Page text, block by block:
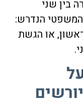
בין שני
הנדרש:
או הגשת